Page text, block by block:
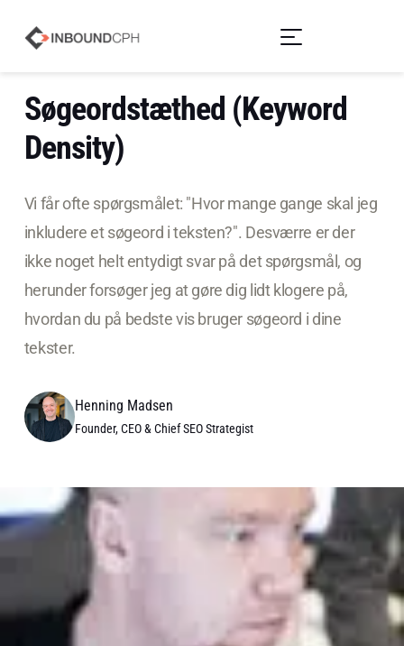
Søgeordstæthed (Keyword
Density)
Vi får ofte spørgsmålet: "Hvor mange gange skal jeg
inkludere et søgeord i teksten?". Desværre er der
ikke noget helt entydigt svar på det spørgsmål, og
herunder forsøger jeg at gøre dig lidt klogere på,
hvordan du på bedste vis bruger søgeord i dine
tekster.
Henning Madsen
Founder, CEO & Chief SEO Strategist